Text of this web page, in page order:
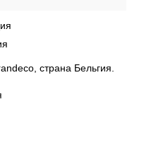
страна Бельгия.